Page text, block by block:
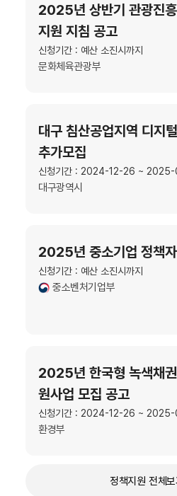
2025년 상반기 관광진
지원 지침 공고
신청기간 : 예산 소진시까지
문화체육관광부
대구 침산공업지역 디지
추가모집
신청기간 : 2024-12-26 ~ 2025-
대구광역시
2025년 중소기업 정책
신청기간 : 예산 소진시까지
중소벤처기업부
2025년 한국형 녹색채권
원사업 모집 공고
신청기간 : 2024-12-26 ~
환경부
정책지원 전체보